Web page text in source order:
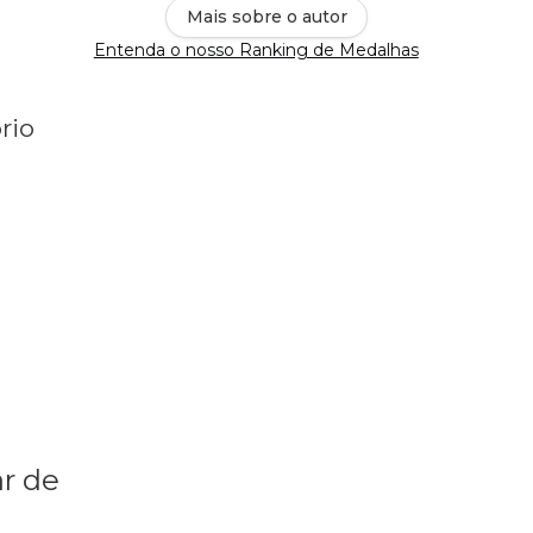
Mais sobre o autor
Entenda o nosso Ranking de Medalhas
de